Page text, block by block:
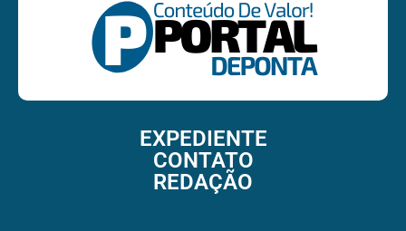
EXPEDIENTE
CONTATO
REDAÇÃO